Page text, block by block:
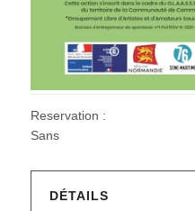
Reservation :
Sans
DÉTAILS